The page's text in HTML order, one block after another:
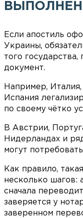
Если апостиль
Украины,
того государства,
документ.
Например,
Испания
по своему чётко
В Австрии,
Нидерландах и
могут
Как правило,
несколько шагов:
сначала
заверяется у
заверенном